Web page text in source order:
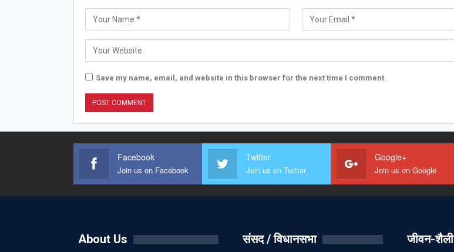
Save my name, email, and website in this browser for the next time I comment.
Facebook
Join us on Facebook
Twitter
Join us on Twitter
Google+
Join us on Google
About Us संसद / विधानसभा जीवन-शैली